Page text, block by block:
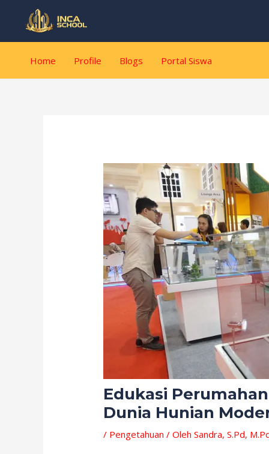
Home Profile Blogs Portal Siswa
Edukasi
Dunia Hunian
/ Pengetahuan / OlehSandra, S.Pd,
navigation